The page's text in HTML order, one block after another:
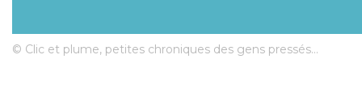
© Clic et plume, petites chroniques des gens pressés...